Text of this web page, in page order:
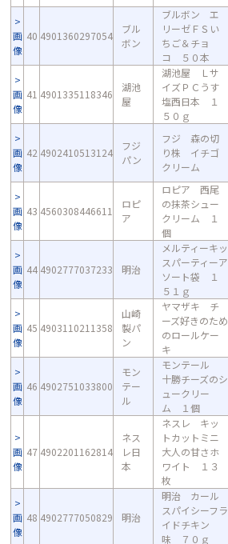
画
像
40 4901360297054
ブル
ボン
ブルボン エ
リーゼＦＳい
ちご＆チョ
コ ５０本
画
像
41 4901335118346
湖池
屋
湖池屋 Ｌサ
イズＰＣうす
塩西日本 １
５０ｇ
画
像
42 4902410513124
フジ
パン
フジ 森の切
り株 イチゴ
クリーム
画
像
43 4560308446611
ロピ
ア
ロピア 西尾
の抹茶シュー
クリーム １
個
画
像
44 4902777037233 明治
メルティーキッ
スパーティーア
ソート袋 １
５１ｇ
画
像
45 4903110211358
山崎
製パ
ン
ヤマザキ チ
ーズ好きのため
のロールケー
キ
画
像
46 4902751033800
モン
テー
ル
モンテール
十勝チーズのシ
ュークリー
ム １個
画
像
47 4902201162814
ネス
レ日
本
ネスレ キッ
トカットミニ
大人の甘さホ
ワイト １３
枚
画
像
48 4902777050829 明治
明治 カール
スパイシーフラ
イドチキン
味 ７０ｇ